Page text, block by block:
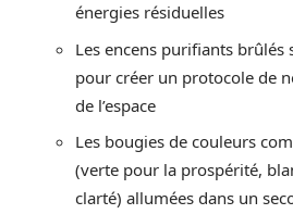
énergies résiduelles
Les encens purifiants
pour créer un protocole de
de l’espace
Les bougies de couleurs
(verte pour la prospérité,
clarté) allumées dans un